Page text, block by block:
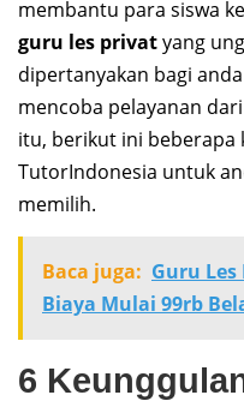
membantu para siswa
guru les privatyang
dipertanyakan bagi
mencoba pelayanan
itu, berikut ini beberapa
TutorIndonesia untuk
memilih.
Baca juga: Guru
Biaya Mulai 99rb
6